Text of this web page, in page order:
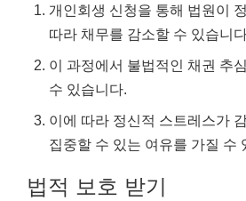
개인회생 신청을 통해 법원이
따라 채무를 감소할 수 있습니
이 과정에서 불법적인 채권 추
수 있습니다.
이에 따라 정신적 스트레스가
집중할 수 있는 여유를 가질 수
법적 보호 받기